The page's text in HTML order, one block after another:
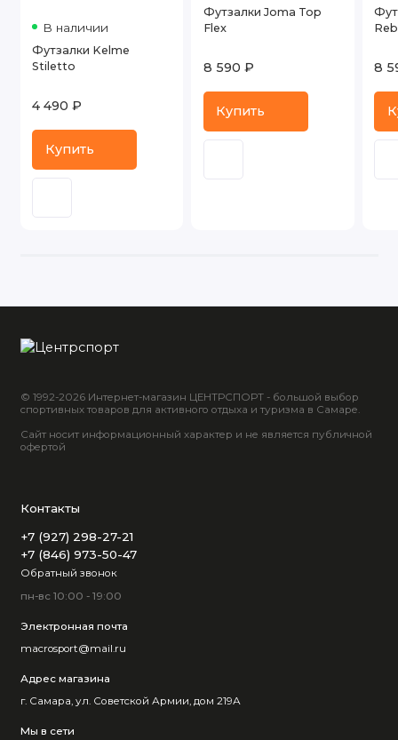
В наличии
Футзалки Kelme
Stiletto
4 490 ₽
Купить
Футзалки Joma Top
Flex
8 590 ₽
Купить
8
© 1992-2026 Интернет-магазин ЦЕНТРСПОРТ - большой выбор
спортивных товаров для активного отдыха и туризма в Самаре.
Сайт носит информационный характер и не является публичной
офертой
Контакты
+7 (927) 298-27-21
+7 (846) 973-50-47
Обратный звонок
пн-вс 10:00 - 19:00
Электронная почта
macrosport@mail.ru
Адрес магазина
г. Самара, ул. Советской Армии, дом 219А
Мы в сети